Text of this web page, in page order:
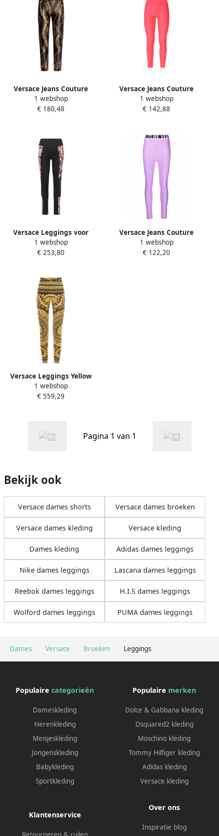
Dames Versace Broeken Leggings
Versace Jeans Couture
Zwarte leggings voor
vrouwen Aw24 Multicolor
1 webshop
€ 180,48
Versace Jeans Couture
Stijlvolle Side Tape Jeggings
Pink Dames
1 webshop
€ 142,88
Versace Leggings voor
vrouwen Black Dames
1 webshop
€ 253,80
Versace Jeans Couture
Leggings met elastische
tailleband Purple Dames
1 webshop
€ 122,20
Versace Leggings Yellow
Dames
1 webshop
€ 559,29
Pagina 1 van 1
Bekijk ook
Versace dames shorts Versace dames broeken
Versace dames kleding Versace kleding
Dames kleding Adidas dames leggings
Nike dames leggings Lascana dames leggings
Reebok dames leggings H.I.S dames leggings
Wolford dames leggings PUMA dames leggings
Populaire categorieën
Dameskleding
Herenkleding
Meisjeskleding
Jongenskleding
Babykleding
Sportkleding
Populaire merken
Dolce & Gabbana kleding
Dsquared2 kleding
Moschino kleding
Tommy Hilfiger kleding
Adidas kleding
Versace kleding
Klantenservice
Over ons
Inspiratie blog